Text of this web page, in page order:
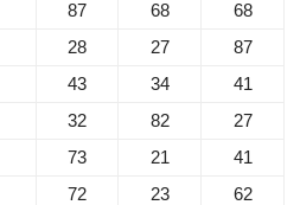
87 68
68
28 27 87
43 34
41
32 82 27
73 21
41
72 23 62